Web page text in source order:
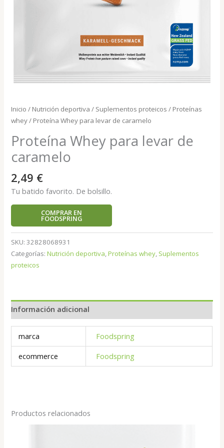
Inicio / Nutrición deportiva / Suplementos proteicos / Proteínas
whey/ Proteína Whey para levar de caramelo
Proteína Whey para levar de
caramelo
2,49 €
Tu batido favorito. De bolsillo.
COMPRAR EN
FOODSPRING
SKU:32828068931
Categorías:Nutrición deportiva,Proteínas whey, Suplementos
proteicos
Información adicional
marca
Foodspring
ecommerce
Foodspring
Productos relacionados